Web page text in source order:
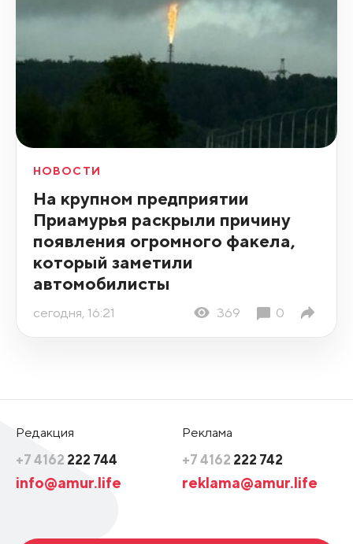
НОВОСТИ
На крупном предприятии
Приамурья раскрыли причину
появления огромного факела,
который заметили
автомобилисты
сегодня, 16:21 369 0
Редакция
+7 4162 222 744
info@amur.life
Реклама
+7 4162 222 742
reklama@amur.life